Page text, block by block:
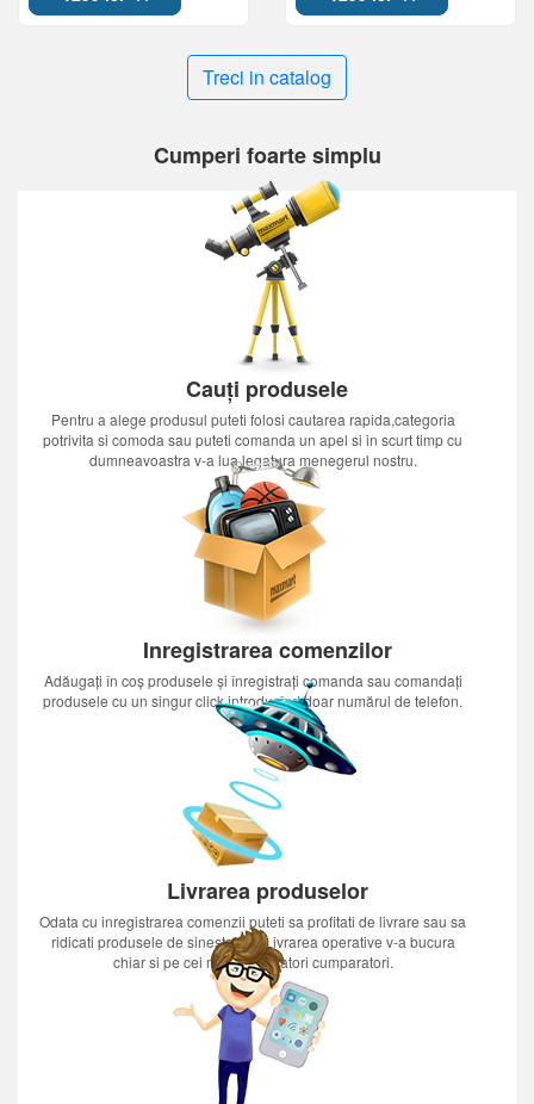
Treci in catalog
Cumperi foarte simplu
Cauți produsele
Pentru a alege produsul puteti folosi cautarea rapida,categoria
potrivita si comoda sau puteti comanda un apel si in scurt timp cu
dumneavoastra v-a lua legatura menegerul nostru.
Inregistrarea comenzilor
Adăugați în coș produsele și înregistrați comanda sau comandați
produsele cu un singur click introducînd doar numărul de telefon.
Livrarea produselor
Odata cu inregistrarea comenzii puteti sa profitati de livrare sau sa
ridicati produsele de sinestatator.Livrarea operative v-a bucura
chiar si pe cei mai nerabdatori cumparatori.